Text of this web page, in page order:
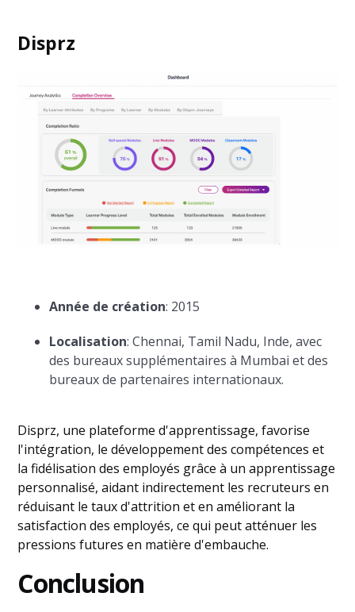
Disprz
Année de création: 2015
Localisation: Chennai, Tamil Nadu, Inde, avec
des bureaux supplémentaires à Mumbai et des
bureaux de partenaires internationaux.
Disprz, une plateforme d'apprentissage, favorise
l'intégration, le développement des compétences et
la fidélisation des employés grâce à un apprentissage
personnalisé, aidant indirectement les recruteurs en
réduisant le taux d'attrition et en améliorant la
satisfaction des employés, ce qui peut atténuer les
pressions futures en matière d'embauche.
Conclusion